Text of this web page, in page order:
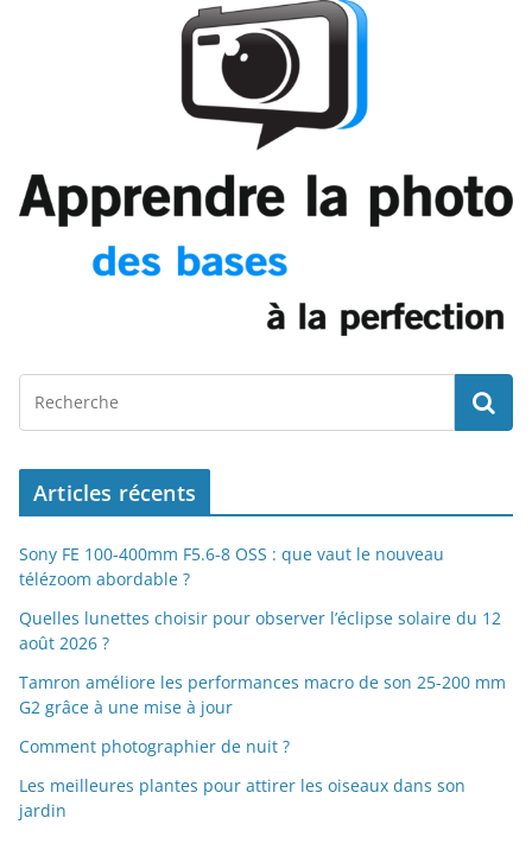
Articles récents
Sony FE 100-400mm F5.6-8 OSS : que vaut le nouveau
télézoom abordable ?
Quelles lunettes choisir pour observer l’éclipse solaire du 12
août 2026 ?
Tamron améliore les performances macro de son 25-200 mm
G2 grâce à une mise à jour
Comment photographier de nuit ?
Les meilleures plantes pour attirer les oiseaux dans son
jardin